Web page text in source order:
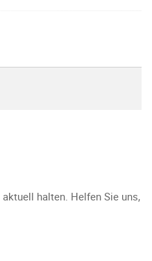
halten. Helfen Sie uns,